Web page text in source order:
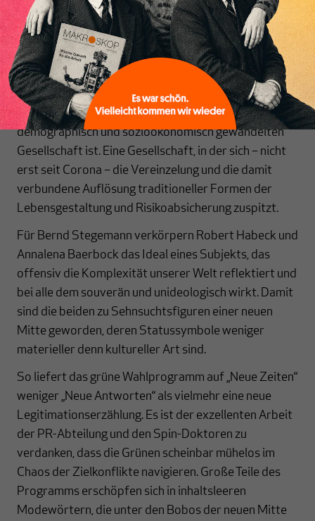
vier Jahrzehnte.
Doch es ist nicht nur so, dass einfach auf eine
Klimakrise eine Klimapartei folgt. Die Grünen sind
zugleich eine Partei, die es mehr als alle ihre
Konkurrentinnen versteht, auf der Klaviatur des
Zeitgeistes zu spielen, der auch Resultat einer sich
demographisch und sozioökonomisch gewandelten
Gesellschaft ist. Eine Gesellschaft, in der sich – nicht
erst seit Corona – die Vereinzelung und die damit
verbundene Auflösung traditioneller Formen der
Lebensgestaltung und Risikoabsicherung zuspitzt.
Für Bernd Stegemann verkörpern Robert Habeck und
Annalena Baerbock das Ideal eines Subjekts, das
offensiv die Komplexität unserer Welt reflektiert und
bei alle dem souverän und unideologisch wirkt. Damit
sind die beiden zu Sehnsuchtsfiguren einer neuen
Mitte geworden, deren Statussymbole weniger
materieller denn kultureller Art sind.
So liefert das grüne Wahlprogramm auf „Neue Zeiten“
weniger „Neue Antworten“ als vielmehr eine neue
Legitimationserzählung. Es ist der exzellenten Arbeit
der PR-Abteilung und den Spin-Doktoren zu
verdanken, dass die Grünen scheinbar mühelos im
Chaos der Zielkonflikte navigieren. Große Teile des
Programms erschöpfen sich in inhaltsleeren
Modewörtern, die unter den Bobos der neuen Mitte